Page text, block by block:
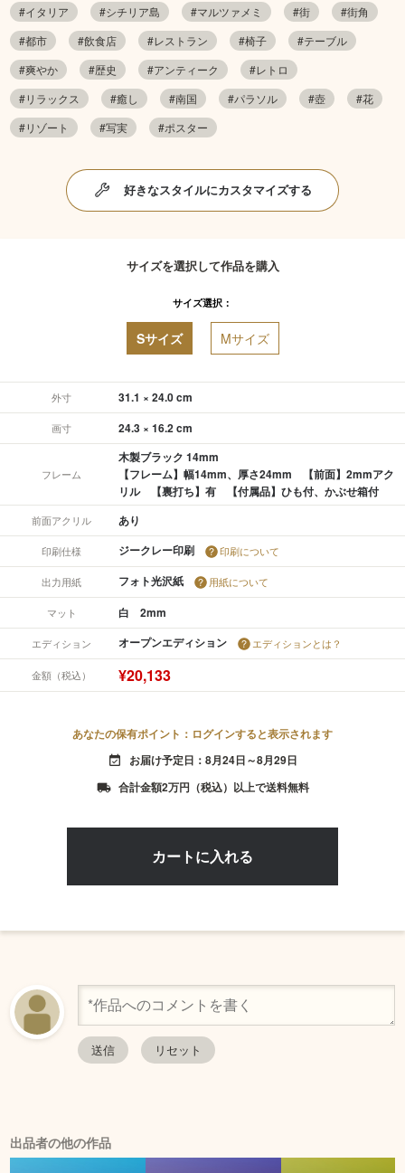
#イタリア
#シチリア島 #マルツァメミ #街
#街角
#都市
#飲食店 #レストラン #椅子
#テーブル
#爽やか
#歴史 #アンティーク
#レトロ
#リラックス
#癒し #南国 #パラソル #壺
#花
#リゾート
#写実 #ポスター
好きなスタイルにカスタマイズする
サイズを選択して作品を購入
サイズ選択：
Sサイズ Mサイズ
外寸 31.1 × 24.0 cm
画寸 24.3 × 16.2 cm
フレーム
木製ブラック 14mm
【フレーム】幅14mm、厚さ24mm 【前面】2mmアク
リル 【裏打ち】有 【付属品】ひも付、かぶせ箱付
前面アクリル あり
印刷仕様 ジークレー印刷 印刷について
出力用紙 フォト光沢紙 用紙について
マット 白 2mm
エディション オープンエディション エディションとは？
金額（税込） ¥20,133
あなたの保有ポイント：ログインすると表示されます
event_available お届け予定日：8月24日～8月29日
local_shipping 合計金額2万円（税込）以上で送料無料
出品者の他の作品